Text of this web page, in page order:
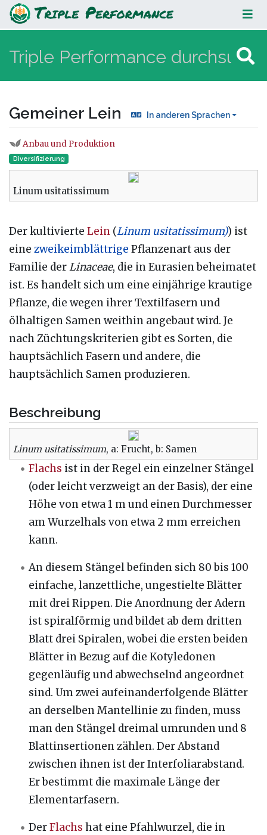
Gemeiner Lein
Gemeiner Lein In anderen Sprachen
Wechseln zu:Navigation
Anbau und Produktion
Diversifizierung
Linum usitatissimum
Der kultivierte Lein (Linum usitatissimum)) ist
eine zweikeimblättrige Pflanzenart aus der
Familie derLinaceae, die in Eurasien beheimatet
ist. Es handelt sich um eine einjährige krautige
Pflanze, die wegen ihrer Textilfasern und
ölhaltigen Samen weithin angebaut wird. Je
nach Züchtungskriterien gibt es Sorten, die
hauptsächlich Fasern und andere, die
hauptsächlich Samen produzieren.
Beschreibung
Linum usitatissimum, a: Frucht, b: Samen
Flachs ist in der Regel ein einzelner Stängel
(oder leicht verzweigt an der Basis), der eine
Höhe von etwa 1 m und einen Durchmesser
am Wurzelhals von etwa 2 mm erreichen
kann.
An diesem Stängel befinden sich 80 bis 100
einfache, lanzettliche, ungestielte Blätter
mit drei Rippen. Die Anordnung der Adern
ist spiralförmig und bildet ab dem dritten
Blatt drei Spiralen, wobei die ersten beiden
Blätter in Bezug auf die Kotyledonen
gegenläufig und abwechselnd angeordnet
sind. Um zwei aufeinanderfolgende Blätter
an derselben Mantellinie zu finden, muss
man den Stängel dreimal umrunden und 8
Blattinsertionen zählen. Der Abstand
zwischen ihnen ist der Interfoliarabstand.
Er bestimmt die maximale Länge der
Elementarfasern.
DerFlachs hat eine Pfahlwurzel, die in